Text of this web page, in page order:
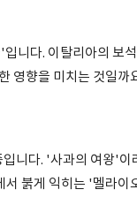
니다. 이탈리아의 보
영향을 미치는 것일까
니다. '사과의 여왕'이
서 붉게 익히는 '멜라이